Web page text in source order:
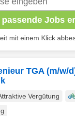
Jobs
mit einem Klick
TGA (m/w/
Vergütung